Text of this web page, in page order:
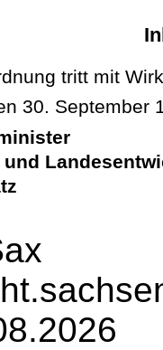
tritt mit
30. September
und